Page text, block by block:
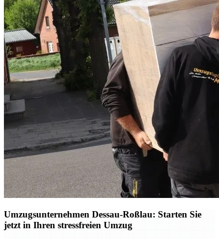
Umzugsunternehmen Dessau-Roßlau: Starten Sie
jetzt in Ihren stressfreien Umzug